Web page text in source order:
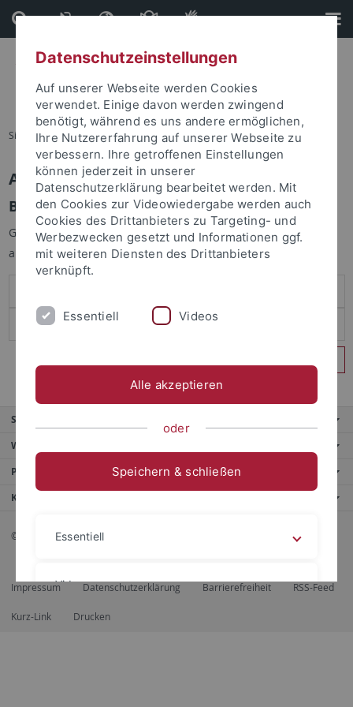
Direkt
zum
Inhalt
Direkt
zur
Fußleiste
Sie sind hier: Startseite
Anmelden
Benutzeranmeldung
Geben Sie Ihren Benutzernamen und Ihr Passwort an um sich
anzumelden:
Service
Weitere Angebote
Portale
Kontaktinfo
© 2026 Eberhard Karls Universität Tübingen, Tübingen
Impressum Datenschutzerklärung Barrierefreiheit RSS-Feed
Kurz-Link Drucken
Datenschutzeinstellungen
Auf unserer Webseite werden Cookies
verwendet. Einige davon werden zwingend
benötigt, während es uns andere ermöglichen,
Ihre Nutzererfahrung auf unserer Webseite zu
verbessern. Ihre getroffenen Einstellungen
können jederzeit in unserer
Datenschutzerklärung bearbeitet werden. Mit
den Cookies zur Videowiedergabe werden auch
Cookies des Drittanbieters zu Targeting- und
Werbezwecken gesetzt und Informationen ggf.
mit weiteren Diensten des Drittanbieters
verknüpft.
Essentiell Videos
Alle akzeptieren
oder
Speichern & schließen
Essentiell
Videos